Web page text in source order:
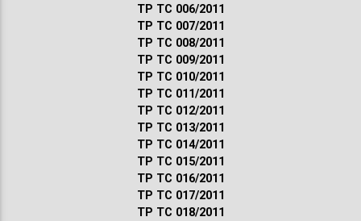
ТР ТС 006/2011
ТР ТС 007/2011
ТР ТС 008/2011
ТР ТС 009/2011
ТР ТС 010/2011
ТР ТС 011/2011
ТР ТС 012/2011
ТР ТС 013/2011
ТР ТС 014/2011
ТР ТС 015/2011
ТР ТС 016/2011
ТР ТС 017/2011
ТР ТС 018/2011